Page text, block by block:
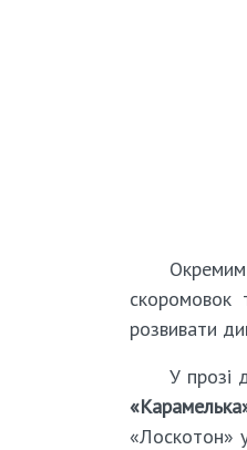
скоромовок
розвивати
У прозі
«Лоскотон»